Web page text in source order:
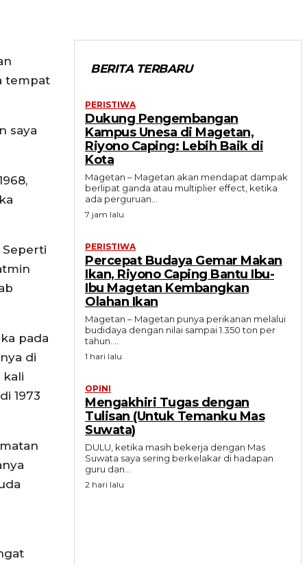
tempat
saya
pada
di
kali
1973
BERITA TERBARU
PERISTIWA
Dukung Pengembangan
Kampus Unesa di Magetan,
Riyono Caping: Lebih Baik di
Kota
Magetan – Magetan akan mendapat dampak
berlipat ganda atau multiplier effect, ketika
ada perguruan...
7 jam lalu
PERISTIWA
Percepat Budaya Gemar Makan
Ikan, Riyono Caping Bantu Ibu-
Ibu Magetan Kembangkan
Olahan Ikan
Magetan – Magetan punya perikanan melalui
budidaya dengan nilai sampai 1.350 ton per
tahun....
1 hari lalu
OPINI
Mengakhiri Tugas dengan
Tulisan (Untuk Temanku Mas
Suwata)
DULU, ketika masih bekerja dengan Mas
Suwata saya sering berkelakar di hadapan
guru dan...
2 hari lalu